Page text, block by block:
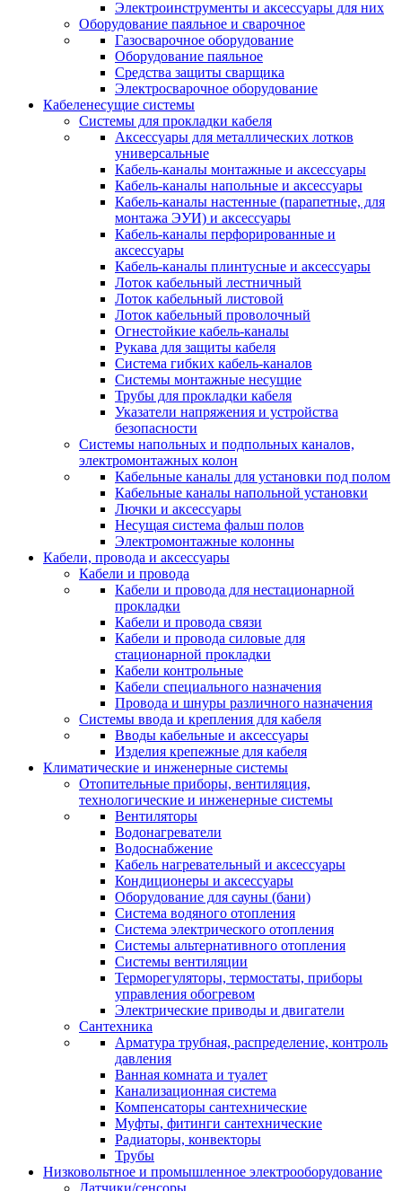
Электроинструменты и аксессуары для них
Оборудование паяльное и сварочное
Газосварочное оборудование
Оборудование паяльное
Средства защиты сварщика
Электросварочное оборудование
Кабеленесущие системы
Системы для прокладки кабеля
Аксессуары для металлических лотков
универсальные
Кабель-каналы монтажные и аксессуары
Кабель-каналы напольные и аксессуары
Кабель-каналы настенные (парапетные, для
монтажа ЭУИ) и аксессуары
Кабель-каналы перфорированные и
аксессуары
Кабель-каналы плинтусные и аксессуары
Лоток кабельный лестничный
Лоток кабельный листовой
Лоток кабельный проволочный
Огнестойкие кабель-каналы
Рукава для защиты кабеля
Система гибких кабель-каналов
Системы монтажные несущие
Трубы для прокладки кабеля
Указатели напряжения и устройства
безопасности
Системы напольных и подпольных каналов,
электромонтажных колон
Кабельные каналы для установки под полом
Кабельные каналы напольной установки
Лючки и аксессуары
Несущая система фальш полов
Электромонтажные колонны
Кабели, провода и аксессуары
Кабели и провода
Кабели и провода для нестационарной
прокладки
Кабели и провода связи
Кабели и провода силовые для
стационарной прокладки
Кабели контрольные
Кабели специального назначения
Провода и шнуры различного назначения
Системы ввода и крепления для кабеля
Вводы кабельные и аксессуары
Изделия крепежные для кабеля
Климатические и инженерные системы
Отопительные приборы, вентиляция,
технологические и инженерные системы
Вентиляторы
Водонагреватели
Водоснабжение
Кабель нагревательный и аксессуары
Кондиционеры и аксессуары
Оборудование для сауны (бани)
Система водяного отопления
Система электрического отопления
Системы альтернативного отопления
Системы вентиляции
Терморегуляторы, термостаты, приборы
управления обогревом
Электрические приводы и двигатели
Сантехника
Арматура трубная, распределение, контроль
давления
Ванная комната и туалет
Канализационная система
Компенсаторы сантехнические
Муфты, фитинги сантехнические
Радиаторы, конвекторы
Трубы
Низковольтное и промышленное электрооборудование
Датчики/сенсоры